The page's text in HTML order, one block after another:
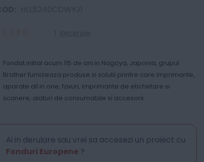
Fondat initial acum 115 de ani in Nagoya, Japonia, grupul
Brother furnizeaza produse si solutii printre care imprimante,
aparate all in one, faxuri, imprimante de etichetare si
scanere, alaturi de consumabile si accesorii.
Ai in derulare sau vrei sa accesezi un proiect cu
Fonduri Europene?